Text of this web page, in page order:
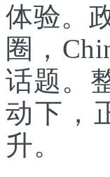
体验。
圈，
话题。
动下，
升。